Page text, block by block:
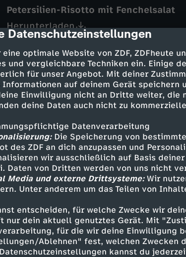
dialog-description
Datenschutzeinstellungen
eine optimale Website von ZDF, ZDFheute
und vergleichbare Techniken ein. Einige
für unser Angebot. Mit deiner
Informationen auf deinem Gerät speichern
Einwilligung nicht an Dritte weiter,
deine Daten auch nicht zu
Datenverarbeitung
Die Speicherung von
des ZDF an dich anzupassen und
wir ausschließlich auf Basis
Daten von Dritten werden von uns nicht
Media und externe Drittsysteme:Wir
Unter anderem um das Teilen von
entscheiden, für welche Zwecke wir
nur dein aktuell genutztes Gerät. Mit
für die wir deine Einwilligung
Ablehnen" fest, welchen Zwecken
kannst du
Petersilien-Risotto mit Fenchelsalat
Herunterladen
204 KB (PDF)
Kreative Focaccia mit Gemüse
Herunterladen
102 KB (PDF)
Köstliche Kirschgerichte: Süß und
Herunterladen
213 KB (PDF)
Pasta al Limone
Herunterladen
61 KB (PDF)